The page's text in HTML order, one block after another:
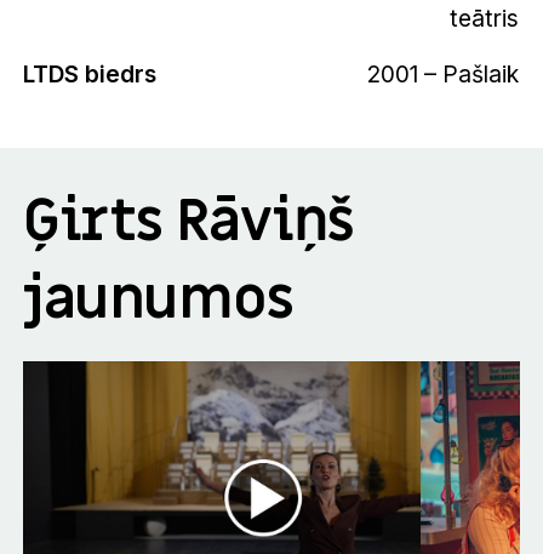
teātris
LTDS biedrs
2001 – Pašlaik
Ģirts Rāviņš
jaunumos